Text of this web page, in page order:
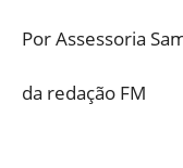
Por Assessoria
da redação FM